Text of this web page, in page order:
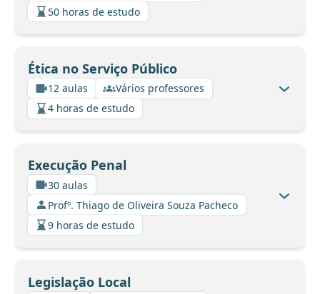
50 horas de estudo
Ética no Serviço Público
12 aulas
Vários professores
4 horas de estudo
Execução Penal
30 aulas
Profº. Thiago de Oliveira Souza Pacheco
9 horas de estudo
Legislação Local